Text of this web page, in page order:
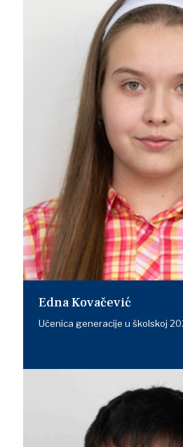
Edna Kovačević
Učenica generacije u školskoj